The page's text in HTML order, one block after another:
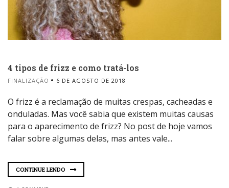
4 tipos de frizz e como tratá-los
FINALIZAÇÃO 6 DE AGOSTO DE 2018
O frizz é a reclamação de muitas crespas, cacheadas e
onduladas. Mas você sabia que existem muitas causas
para o aparecimento de frizz? No post de hoje vamos
falar sobre algumas delas, mas antes vale...
CONTINUE LENDO